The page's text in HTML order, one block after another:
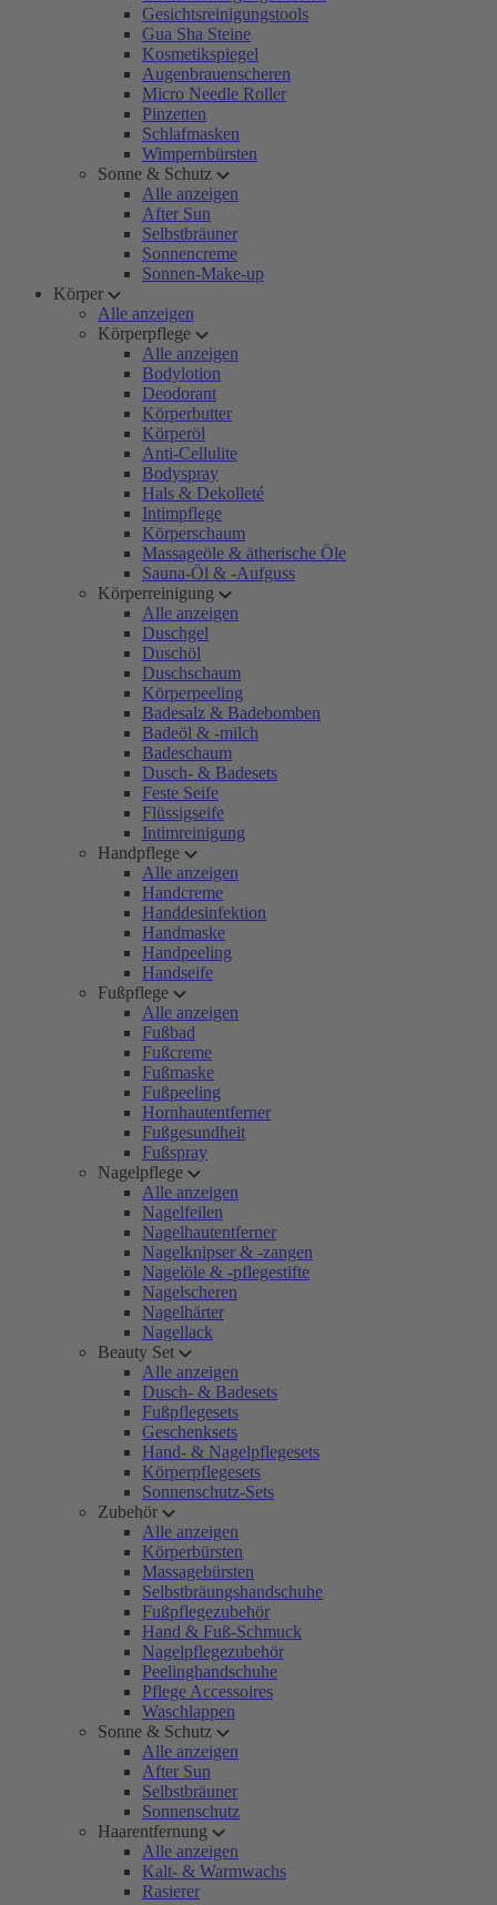
Gesichtsreinigungstools
Gua Sha Steine
Kosmetikspiegel
Augenbrauenscheren
Micro Needle Roller
Pinzetten
Schlafmasken
Wimpernbürsten
Sonne & Schutz
Alle anzeigen
After Sun
Selbstbräuner
Sonnencreme
Sonnen-Make-up
Körper
Alle anzeigen
Körperpflege
Alle anzeigen
Bodylotion
Deodorant
Körperbutter
Körperöl
Anti-Cellulite
Bodyspray
Hals & Dekolleté
Intimpflege
Körperschaum
Massageöle & ätherische Öle
Sauna-Öl & -Aufguss
Körperreinigung
Alle anzeigen
Duschgel
Duschöl
Duschschaum
Körperpeeling
Badesalz & Badebomben
Badeöl & -milch
Badeschaum
Dusch- & Badesets
Feste Seife
Flüssigseife
Intimreinigung
Handpflege
Alle anzeigen
Handcreme
Handdesinfektion
Handmaske
Handpeeling
Handseife
Fußpflege
Alle anzeigen
Fußbad
Fußcreme
Fußmaske
Fußpeeling
Hornhautentferner
Fußgesundheit
Fußspray
Nagelpflege
Alle anzeigen
Nagelfeilen
Nagelhautentferner
Nagelknipser & -zangen
Nagelöle & -pflegestifte
Nagelscheren
Nagelhärter
Nagellack
Beauty Set
Alle anzeigen
Dusch- & Badesets
Fußpflegesets
Geschenksets
Hand- & Nagelpflegesets
Körperpflegesets
Sonnenschutz-Sets
Zubehör
Alle anzeigen
Körperbürsten
Massagebürsten
Selbstbräungshandschuhe
Fußpflegezubehör
Hand & Fuß-Schmuck
Nagelpflegezubehör
Peelinghandschuhe
Pflege Accessoires
Waschlappen
Sonne & Schutz
Alle anzeigen
After Sun
Selbstbräuner
Sonnenschutz
Haarentfernung
Alle anzeigen
Kalt- & Warmwachs
Rasierer